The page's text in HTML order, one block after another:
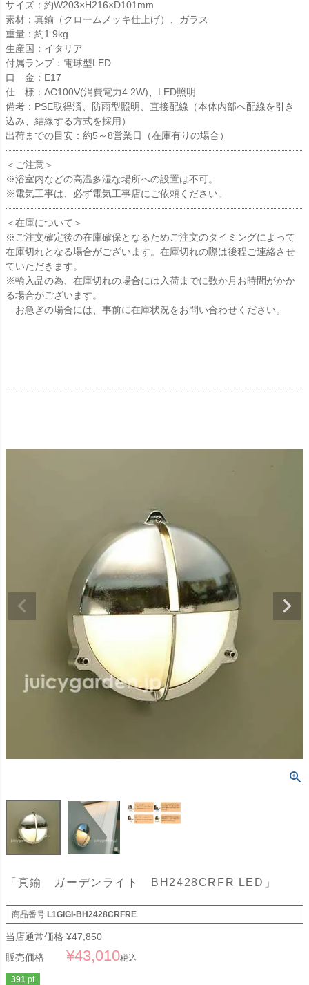
サイズ：約W203×H216×D101mm
素材：真鍮（クロームメッキ仕上げ）、ガラス
重量：約1.9kg
生産国：イタリア
付属ランプ：電球型LED
口 金：E17
仕 様：AC100V(消費電力4.2W)、LED照明
備考：PSE取得済、防雨型照明、直接配線（本体内部へ配線を引き
込み、結線する方式を採用）
出荷までの目安：約5～8営業日（在庫有りの場合）
＜ご注意＞
※浴室内などの高温多湿な場所への設置は不可。
※電気工事は、必ず電気工事店にご依頼ください。
＜在庫について＞
※ご注文確定後の在庫確保となるためご注文のタイミングによって
在庫切れとなる場合がございます。在庫切れの際は後程ご連絡させ
ていただきます。
※輸入品の為、在庫切れの場合には入荷までに数か月お時間がかか
る場合がございます。
お急ぎの場合には、事前に在庫状況をお問い合わせください。
「真鍮 ガーデンライト BH2428CRFR LED」
商品番号 L1GIGI-BH2428CRFRE
当店通常価格 ¥47,850
販売価格
¥43,010税込
391 pt